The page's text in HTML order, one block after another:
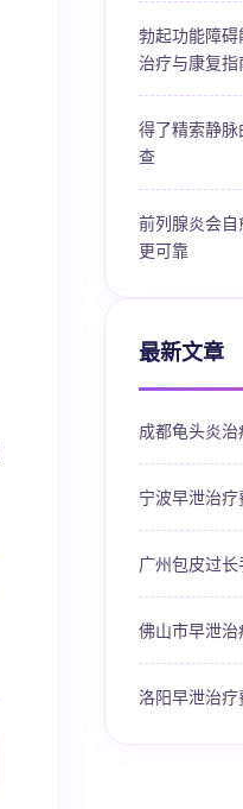
勃起功能障
治疗与康复指
得了精索静
查
前列腺炎会
更可靠
最新文章
成都龟头炎
宁波早泄治
广州包皮过
佛山市早泄
洛阳早泄治